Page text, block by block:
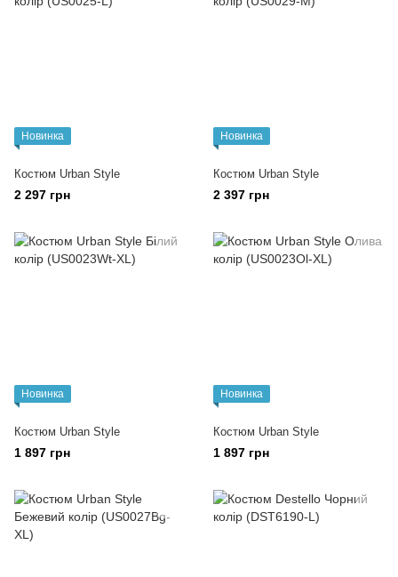
Новинка
Костюм Urban Style
2 297 грн
Новинка
Костюм Urban Style
2 397 грн
Новинка
Костюм Urban Style
1 897 грн
Новинка
Костюм Urban Style
1 897 грн